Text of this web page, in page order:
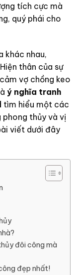
tích cực mà
quý phái cho
khác nhau,
thân của sự
vợ chồng keo
ý nghĩa tranh
tìm hiểu một các
thủy và vị
viết dưới đây
đôi công mà
đẹp nhất!